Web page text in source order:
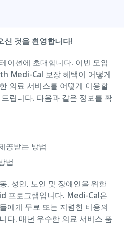
것을 환영합니다!
이션에 초대합니다. 이번 모임
Medi-Cal 보장 혜택이 어떻게
의료 서비스를 어떻게 이용할
립니다. 다음과 같은 정보를 확
공받는 방법
법
, 성인, 노인 및 장애인을 위한
프로그램입니다. Medi-Cal은
에게 무료 또는 저렴한 비용의
다. 매년 우수한 의료 서비스 품